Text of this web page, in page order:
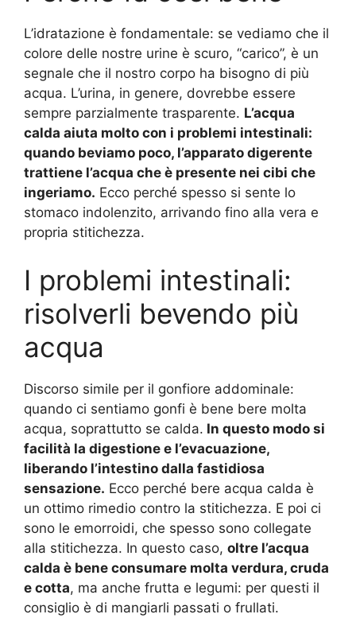
L’idratazione è fondamentale: se vediamo che il
colore delle nostre urine è scuro, “carico”, è un
segnale che il nostro corpo ha bisogno di più
acqua. L’urina, in genere, dovrebbe essere
sempre parzialmente trasparente. L’acqua
calda aiuta molto con i problemi intestinali:
quando beviamo poco, l’apparato digerente
trattiene l’acqua che è presente nei cibi che
ingeriamo. Ecco perché spesso si sente lo
stomaco indolenzito, arrivando fino alla vera e
propria stitichezza.
I problemi intestinali:
risolverli bevendo più
acqua
Discorso simile per il gonfiore addominale:
quando ci sentiamo gonfi è bene bere molta
acqua, soprattutto se calda. In questo modo si
facilità la digestione e l’evacuazione,
liberando l’intestino dalla fastidiosa
sensazione. Ecco perché bere acqua calda è
un ottimo rimedio contro la stitichezza. E poi ci
sono le emorroidi, che spesso sono collegate
alla stitichezza. In questo caso, oltre l’acqua
calda è bene consumare molta verdura, cruda
e cotta, ma anche frutta e legumi: per questi il
consiglio è di mangiarli passati o frullati.